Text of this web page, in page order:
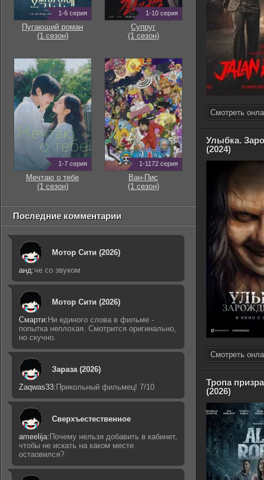
Смотреть
Улыбка.
(2024)
Смотреть
Тропа
(2026)
1-6 серия
Пугающий роман
(1 сезон)
1-10 серия
Супруг
(1 сезон)
1-7 серия
Мечтаю о тебе
(1 сезон)
1-1172 серия
Ван-Пис
(1 сезон)
Последние комментарии
Мотор Сити (2026)
анд:че со звуком
Мотор Сити (2026)
Смарти: Ни единого слова в фильме -
попытка неплохая. Смотрится оригинально,
но скучно.
Зараза (2026)
Zaqwas33: Прикольный фильмец! 7/10
Сверхъестественное
ameelija: Почему нельзя добавить в кабинет,
чтобы не искать на каком месте
остаовился?